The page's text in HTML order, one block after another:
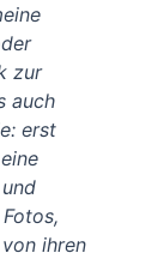
zur
auch
erst
ihren